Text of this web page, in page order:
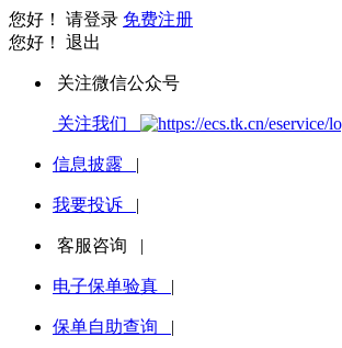
您好！ 请登录 免费注册
您好！ 退出
关注微信公众号
关注我们
信息披露 |
我要投诉 |
客服咨询 |
电子保单验真 |
保单自助查询 |